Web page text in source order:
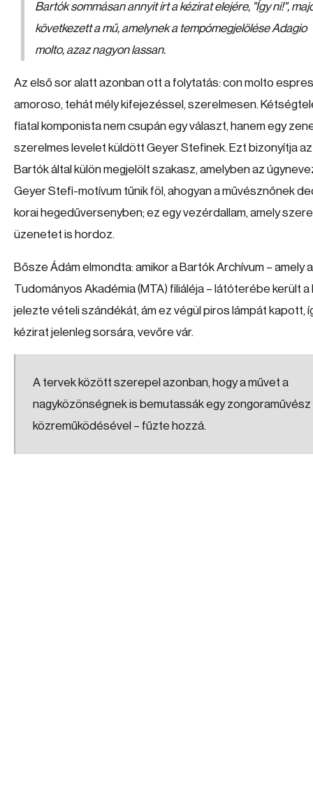
Bartók sommásan annyit írt a kézirat elejére, "Így ni!",
következett a mű, amelynek a tempómegjelölése Adagio
molto, azaz nagyon lassan.
Az első sor alatt azonban ott a folytatás: con molto
amoroso, tehát mély kifejezéssel, szerelmesen.
fiatal komponista nem csupán egy választ, hanem egy
szerelmes levelet küldött Geyer Stefinek. Ezt bizonyítja az
Bartók által külön megjelölt szakasz, amelyben az
Geyer Stefi-motívum tűnik föl, ahogyan a művésznőnek
korai hegedűversenyben; ez egy vezérdallam, amely
üzenetet is hordoz.
Bősze Ádám elmondta: amikor a Bartók Archívum – amely
Tudományos Akadémia (MTA) filiáléja – látóterébe került a
jelezte vételi szándékát, ám ez végül piros lámpát kapott,
kézirat jelenleg sorsára, vevőre vár.
A tervek között szerepel azonban, hogy a művet a
nagyközönségnek is bemutassák egy zongoraművész
közreműködésével – fűzte hozzá.